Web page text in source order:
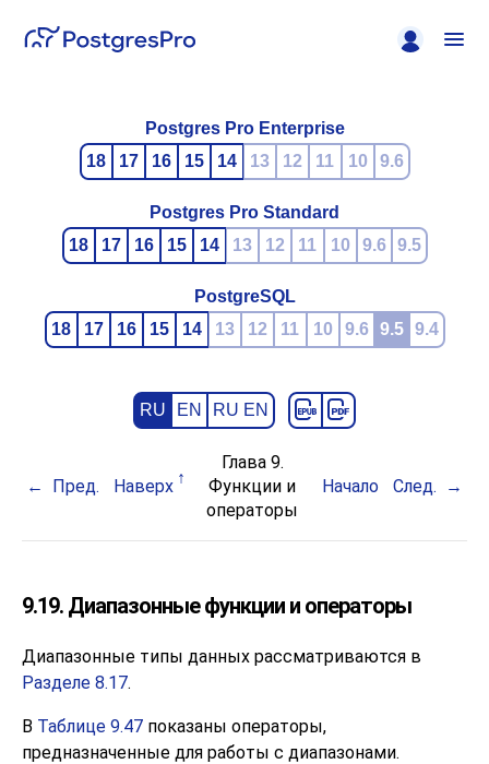
Postgres Pro Enterprise
18
17 16 15 14 13 12 11 10 9.6
Postgres Pro Standard
18
17 16 15 14 13 12 11 10 9.6 9.5
PostgreSQL
18
17 16 15 14 13 12 11 10 9.6 9.5 9.4
RU EN RU EN
Пред. Наверх
Глава 9.
Функции и
операторы
Начало След.
9.19. Диапазонные функции и операторы
Диапазонные типы данных рассматриваются в
Разделе 8.17.
В Таблице 9.47 показаны операторы,
предназначенные для работы с диапазонами.